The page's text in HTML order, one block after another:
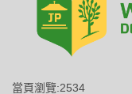
當頁瀏覽:2534